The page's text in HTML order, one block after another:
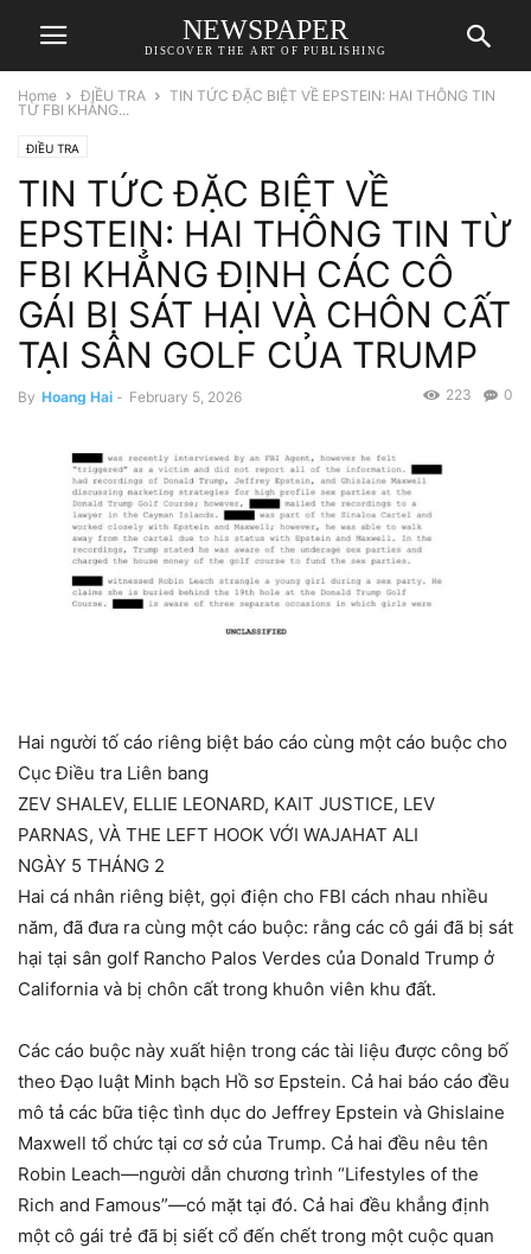
NEWSPAPER
DISCOVER THE ART OF PUBLISHING
Home ĐIỀU TRA
TIN TỨC ĐẶC BIỆT VỀ EPSTEIN: HAI THÔNG TIN
TỪ FBI KHẲNG...
ĐIỀU TRA
TIN TỨC ĐẶC BIỆT VỀ
EPSTEIN: HAI THÔNG TIN TỪ
FBI KHẲNG ĐỊNH CÁC CÔ
GÁI BỊ SÁT HẠI VÀ CHÔN CẤT
TẠI SÂN GOLF CỦA TRUMP
By Hoang Hai - February 5, 2026 0
223
Hai người tố cáo riêng biệt báo cáo cùng một cáo buộc cho
Cục Điều tra Liên bang
ZEV SHALEV, ELLIE LEONARD, KAIT JUSTICE, LEV
PARNAS, VÀ THE LEFT HOOK VỚI WAJAHAT ALI
NGÀY 5 THÁNG 2
Hai cá nhân riêng biệt, gọi điện cho FBI cách nhau nhiều
năm, đã đưa ra cùng một cáo buộc: rằng các cô gái đã bị sát
hại tại sân golf Rancho Palos Verdes của Donald Trump ở
California và bị chôn cất trong khuôn viên khu đất.
Các cáo buộc này xuất hiện trong các tài liệu được công bố
theo Đạo luật Minh bạch Hồ sơ Epstein. Cả hai báo cáo đều
mô tả các bữa tiệc tình dục do Jeffrey Epstein và Ghislaine
Maxwell tổ chức tại cơ sở của Trump. Cả hai đều nêu tên
Robin Leach—người dẫn chương trình “Lifestyles of the
Rich and Famous”—có mặt tại đó. Cả hai đều khẳng định
một cô gái trẻ đã bị siết cổ đến chết trong một cuộc quan